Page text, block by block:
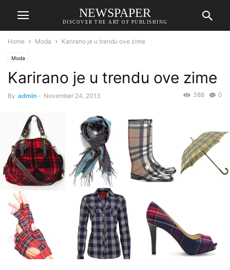
NEWSPAPER
DISCOVER THE ART OF PUBLISHING
Home Moda Karirano je u trendu ove zime
Moda
Karirano je u trendu ove zime
By admin - November 24, 2013 0
388